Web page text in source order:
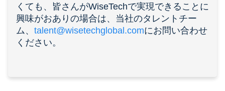
くても、皆さんがWiseTechで実現できることに
興味がおありの場合は、当社のタレントチー
ム、 talent@wisetechglobal.comにお問い合わせ
ください。